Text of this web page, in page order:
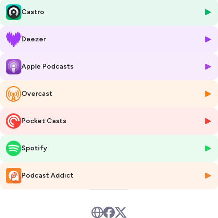
La boutique High Side : https://boutique.highside-moto.com/
Suivez-nous sur Facebook : https://www.facebook.com/High-Side-
374144846056802/?fref=ts
Suivez-nous sur Instagram :
https://www.instagram.com/highsidemoto/?hl=fr
Suivez-nous sur TikTok : https://www.tiktok.com/@highsidemoto
Plus de High Side sur : https://www.highside-moto.com/
Facebook
Instagram: https://www.instagram.com/baderbenlekehal/?hl=fr
Franck Noury :
Facebook: https://www.facebook.com/thornbikes/
Instagram
Adrian Parassol :
Facebook: https://www.facebook.com/adrian.parassol/?fref=ts
Hébergé par Ausha. Visitez
Castro
Deezer
Apple Podcasts
Overcast
Pocket Casts
Spotify
Podcast Addict